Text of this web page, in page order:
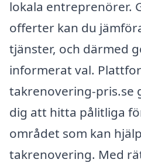
lokala entreprenörer.
offerter kan du
tjänster, och därmed
informerat val.
takrenovering-pris.se
dig att hitta pålitliga
området som kan
takrenovering. Med